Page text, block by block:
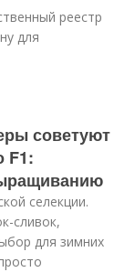
реестр
для
советуют
F1:
селекции.
сливок,
для зимних